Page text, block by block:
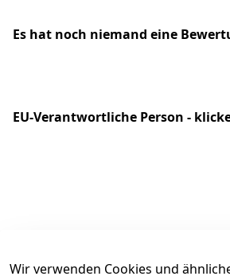
Es hat noch niemand eine
EU-Verantwortliche Person -
Wir verwenden Cookies und